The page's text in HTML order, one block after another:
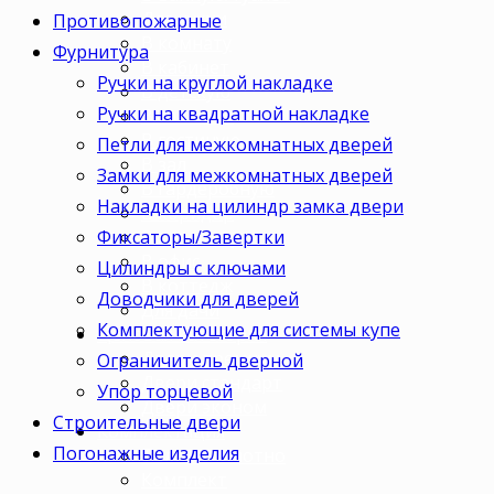
Для кухни
В комнату
В кабинет
В детскую
В спальню
В гостиную
В гардеробную
В коридор
В кладовку
В офис
В коттедж
Для дачи
Ценовая категория
Двери премиум
Двери стандарт
Двери эконом
Комплектация
Только полотно
Противопожарные
Фурнитура
Ручки на круглой накладке
Ручки на квадратной накладке
Петли для межкомнатных дверей
Замки для межкомнатных дверей
Накладки на цилиндр замка двери
Фиксаторы/Завертки
Цилиндры с ключами
Доводчики для дверей
Комплектующие для системы купе
Ограничитель дверной
Упор торцевой
Строительные двери
Погонажные изделия